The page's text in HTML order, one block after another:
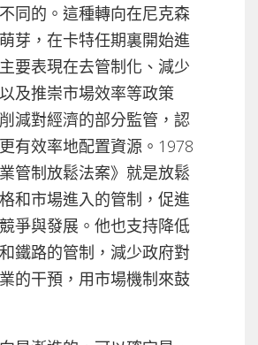
同的。這種轉向在尼克森
芽，在卡特任期裏開始進
要表現在去管制化、減少
及推崇市場效率等政策
減對經濟的部分監管，認
有效率地配置資源。1978
管制放鬆法案》就是放鬆
和市場進入的管制，促進
爭與發展。他也支持降低
鐵路的管制，減少政府對
的干預，用市場機制來鼓